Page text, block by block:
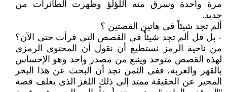
مرة واحدة وسرق منه اللؤلؤ وظهرت الطائرات من
جديد.
ألم تجد شيئاً فى هاتين القصتين ؟
- بل قل ألم تجد شيئاً فى القصص التى قرأت حتى الآن؟
من ناحية الرمز نستطيع أن نقول أن المحتوى الرمزى
لهذه القصص متوحد وينبع من مصدر واحد وهو الإحساس
بالقهر والغربة، ففى الثمن نجد أن البحث عن هذا البحر
المحير عن الحقيقة ممتد إلى ذلك اللغز الذى يغلف قصة